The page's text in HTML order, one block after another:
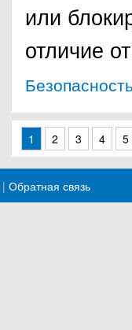
или
отличие
1 2 3 4 5
| Обратная связь